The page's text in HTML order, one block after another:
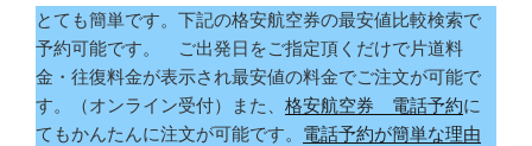
とても簡単です。下記の格安航空券の最安値比較検索で
予約可能です。 ご出発日をご指定頂くだけで片道料
金・往復料金が表示され最安値の料金でご注文が可能で
す。（オンライン受付）また、 格安航空券 電話予約に
てもかんたんに注文が可能です。 電話予約が簡単な理由